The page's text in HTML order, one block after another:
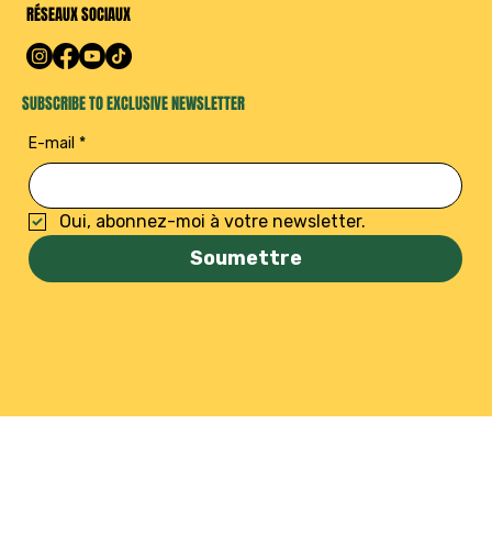
SUBSCRIBE TO EXCLUSIVE NEWSLETTER
RÉSEAUX SOCIAUX
E-mail *
Oui, abonnez-moi à votre newsletter.
Soumettre